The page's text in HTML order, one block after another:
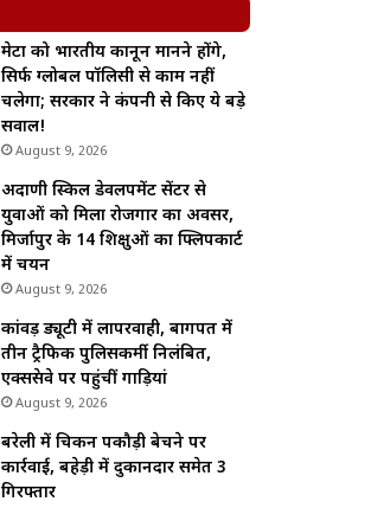
मेटा को भारतीय कानून मानने होंगे,
सिर्फ ग्लोबल पॉलिसी से काम नहीं
चलेगा; सरकार ने कंपनी से किए ये बड़े
सवाल!
August 9, 2026
अदाणी स्किल डेवलपमेंट सेंटर से
युवाओं को मिला रोजगार का अवसर,
मिर्जापुर के 14 प्रशिक्षुओं का फ्लिपकार्ट
में चयन
August 9, 2026
कांवड़ ड्यूटी में लापरवाही, बागपत में
तीन ट्रैफिक पुलिसकर्मी निलंबित,
एक्सप्रेसवे पर पहुंचीं गाड़ियां
August 9, 2026
बरेली में चिकन पकौड़ी बेचने पर
कार्रवाई, बहेड़ी में दुकानदार समेत 3
गिरफ्तार